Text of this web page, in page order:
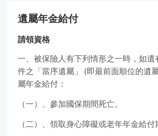
遺屬年金給付
請領資格
一、被保險人有下列情形之一時，如遺
件之「當序遺屬」 (即最前面順位的遺
屬年金給付：
（一）、參加國保期間死亡。
（二）、領取身心障礙或老年年金給付